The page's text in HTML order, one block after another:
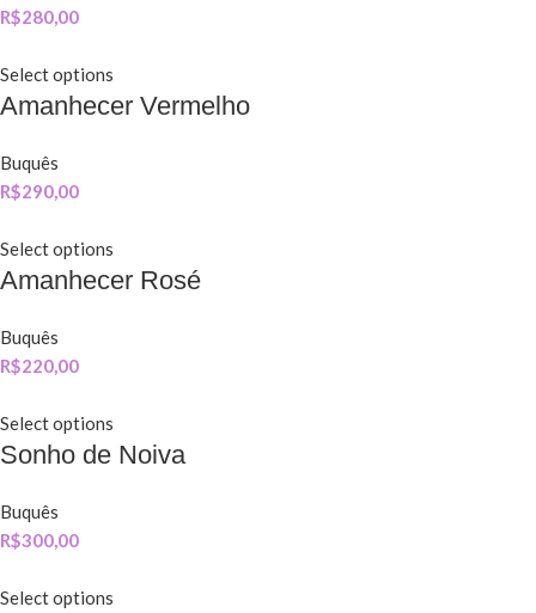
R$280,00
Select options
Amanhecer Vermelho
Buquês
R$290,00
Select options
Amanhecer Rosé
Buquês
R$220,00
Select options
Sonho de Noiva
Buquês
R$300,00
Select options